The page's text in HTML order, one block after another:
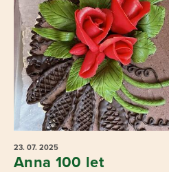
23. 07. 2025
Anna 100 let